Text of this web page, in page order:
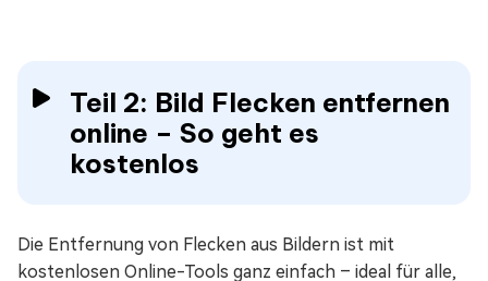
Teil 2: Bild Flecken entfernen
online – So geht es
kostenlos
Die Entfernung von Flecken aus Bildern ist mit
kostenlosen Online-Tools ganz einfach – ideal für alle,